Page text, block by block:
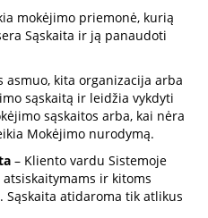
mokėjimo priemonė, kurią
Sąskaita ir ją panaudoti
kita organizacija arba
sąskaitą ir leidžia vykdyti
sąskaitos arba, kai nėra
Mokėjimo nurodymą.
– Kliento vardu Sistemoje
ir kitoms
Sąskaita atidaroma tik atlikus